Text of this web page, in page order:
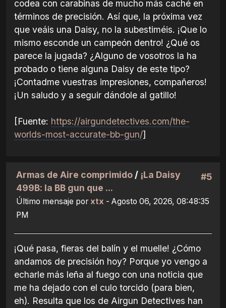
codea con carabinas de mucho más caché en
términos de precisión. Así que, la próxima vez
que veáis una Daisy, no la subestiméis. ¡Que lo
mismo esconde un campeón dentro! ¿Qué os
parece la jugada? ¿Alguno de vosotros la ha
probado o tiene alguna Daisy de este tipo?
¡Contadme vuestras impresiones, compañeros!
¡Un saludo y a seguir dándole al gatillo!
[Fuente: https://airgundetectives.com/the-
worlds-most-accurate-bb-gun/]
#5
Armas de Aire comprimido / ¡La Daisy
499B: la BB gun que ...
Último mensaje por xtx - Agosto 06, 2026, 08:48:35
PM
¡Qué pasa, fieras del balín y el muelle! ¿Cómo
andamos de precisión hoy? Porque yo vengo a
echarle más leña al fuego con una noticia que
me ha dejado con el culo torcido (para bien,
eh). Resulta que los de Airgun Detectives han